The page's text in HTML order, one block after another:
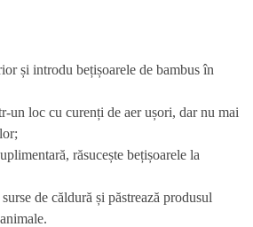
și introdu bețișoarele de bambus în
un loc cu curenți de aer ușori, dar nu mai
răsucește bețișoarele la
de căldură și păstrează produsul